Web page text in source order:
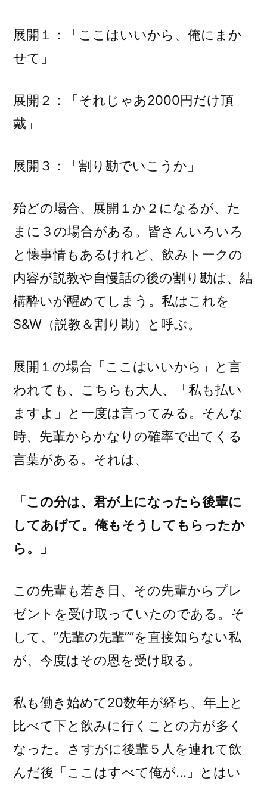
展開１：「ここはいいから、俺にまか
せて」
展開２：「それじゃあ2000円だけ頂
戴」
展開３：「割り勘でいこうか」
殆どの場合、展開１か２になるが、た
まに３の場合がある。皆さんいろいろ
と懐事情もあるけれど、飲みトークの
内容が説教や自慢話の後の割り勘は、結
構酔いが醒めてしまう。私はこれを
S&W（説教＆割り勘）と呼ぶ。
展開１の場合「ここはいいから」と言
われても、こちらも大人、「私も払い
ますよ」と一度は言ってみる。そんな
時、先輩からかなりの確率で出てくる
言葉がある。それは、
「この分は、君が上になったら後輩に
してあげて。俺もそうしてもらったか
ら。」
この先輩も若き日、その先輩からプレ
ゼントを受け取っていたのである。そ
して、”先輩の先輩””を直接知らない私
が、今度はその恩を受け取る。
私も働き始めて20数年が経ち、年上と
比べて下と飲みに行くことの方が多く
なった。さすがに後輩５人を連れて飲
んだ後「ここはすべて俺が…」とはい